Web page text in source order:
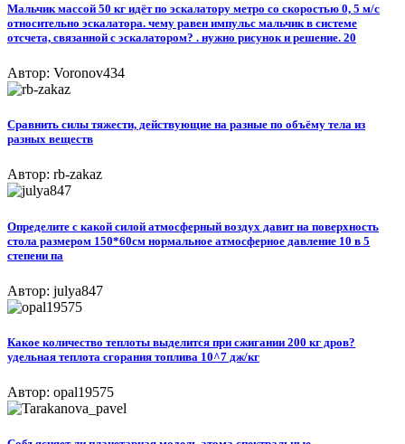
Мальчик массой 50 кг идёт по эскалатору метро со скоростью 0, 5 м/с
относительно эскалатора. чему равен импульс мальчик в системе
отсчета, связанной с эскалатором? . нужно рисунок и решение. 20
Автор: Voronov434
Сравнить силы тяжести, действующие на разные по объёму тела из
разных веществ
Автор: rb-zakaz
Определите с какой силой атмосферный воздух давит на поверхность
стола размером 150*60см нормальное атмосферное давление 10 в 5
степени па
Автор: julya847
Какое количество теплоты выделится при сжигании 200 кг дров?
удельная теплота сгорания топлива 10^7 дж/кг
Автор: opal19575